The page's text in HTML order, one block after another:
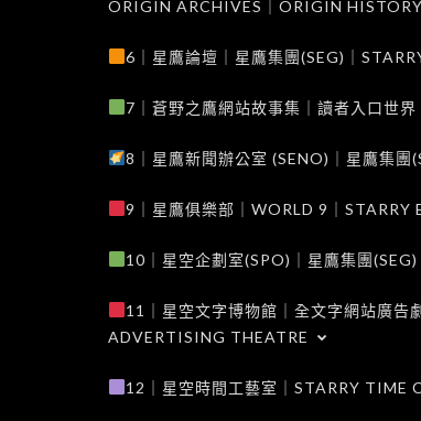
ORIGIN ARCHIVES｜ORIGIN
6｜星鷹論壇｜星鷹集團(SEG)｜
7｜蒼野之鷹網站故事集｜讀者入口世
8｜星鷹新聞辦公室 (SENO)｜星鷹集團
9｜星鷹俱樂部｜WORLD 9｜STARRY
10｜星空企劃室(SPO)｜星鷹集團
11｜星空文字博物館｜全文字網站廣告
ADVERTISING THEATRE
12｜星空時間工藝室｜STARRY TIME